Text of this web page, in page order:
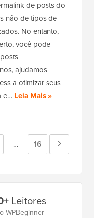
de posts do
não de tipos de
No entanto,
você pode
ajudamos
a otimizar seus
e… Leia Mais »
Páginas
intermediárias
… Página
16
Leitores
WPBeginner